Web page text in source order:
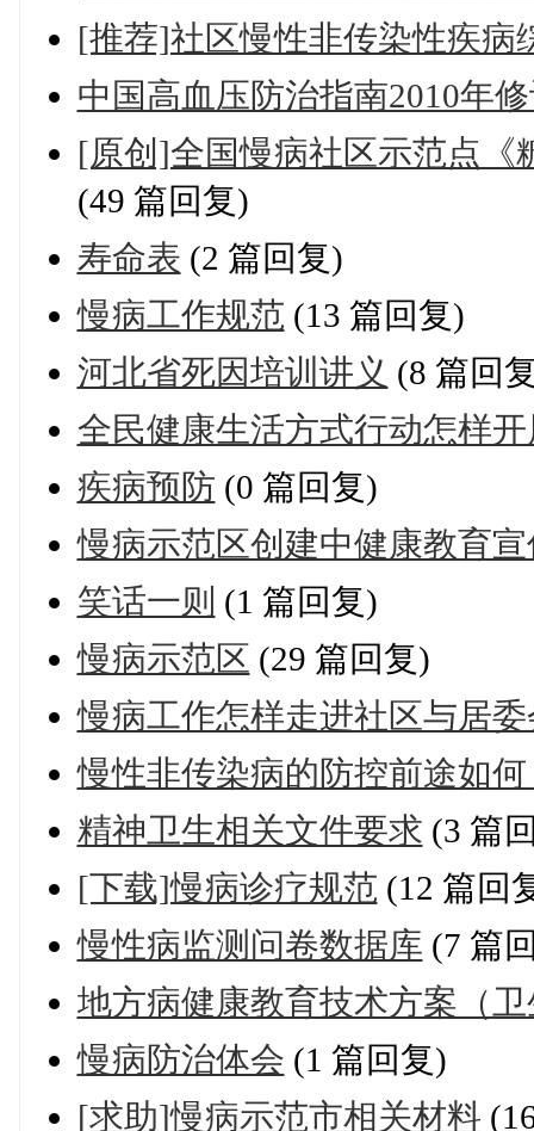
[推荐]社区慢性非传染性疾病
中国高血压防治指南2010年
[原创]全国慢病社区示范点《
(49 篇回复)
寿命表 (2 篇回复)
慢病工作规范 (13 篇回复)
河北省死因培训讲义 (8 篇回
全民健康生活方式行动怎样
疾病预防 (0 篇回复)
慢病示范区创建中健康教育
笑话一则 (1 篇回复)
慢病示范区 (29 篇回复)
慢病工作怎样走进社区与居
慢性非传染病的防控前途如何
精神卫生相关文件要求 (3 篇
[下载]慢病诊疗规范 (12 篇回
慢性病监测问卷数据库 (7 篇
地方病健康教育技术方案（
慢病防治体会 (1 篇回复)
[求助]慢病示范市相关材料